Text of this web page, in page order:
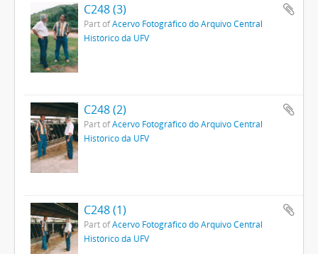
C248 (3)
Part ofAcervo Fotográfico do Arquivo Central
Histórico da UFV
C248 (2)
Part ofAcervo Fotográfico do Arquivo Central
Histórico da UFV
C248 (1)
Part ofAcervo Fotográfico do Arquivo Central
Histórico da UFV